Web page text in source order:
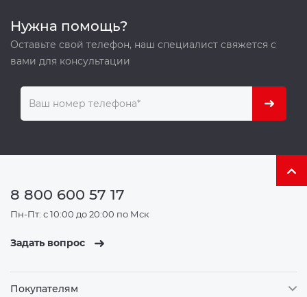
Нужна помощь?
Оставьте свой телефон, наш специалист свяжется с
вами для консультации
8 800 600 57 17
Пн-Пт: с 10:00 до 20:00 по Мск
Задать вопрос
Покупателям